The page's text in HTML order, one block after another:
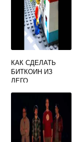
КАК СДЕЛАТЬ
БИТКОИН ИЗ
ЛЕГО